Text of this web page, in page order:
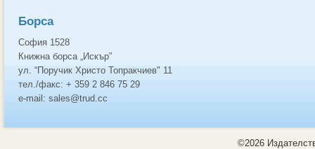
Борса
София 1528
Книжна борса „Искър”
ул. “Поручик Христо Топракчиев" 11
тел./факс: + 359 2 846 75 29
e-mail: sales@trud.cc
©2026